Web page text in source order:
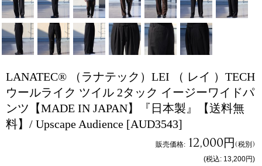
LANATEC® （ラナテック）LEI （ レイ ）TECH
ウールライク ツイル 2タック イージーワイドパ
ンツ【MADE IN JAPAN】『日本製』【送料無
料】/ Upscape Audience [AUD3543]
販売価格: 12,000円(税別)
(税込: 13,200円)